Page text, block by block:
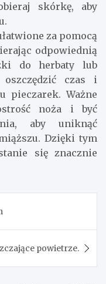
skórkę, aby
za pomocą
odpowiednią
do herbaty lub
czas i
pieczarek. Ważne
noża i być
aby uniknąć
Dzięki tym
się znacznie
powietrze.